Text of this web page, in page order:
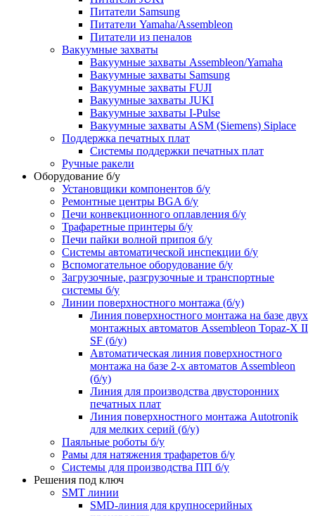
Питатели Samsung
Питатели Yamaha/Assembleon
Питатели из пеналов
Вакуумные захваты
Вакуумные захваты Assembleon/Yamaha
Вакуумные захваты Samsung
Вакуумные захваты FUJI
Вакуумные захваты JUKI
Вакуумные захваты I-Pulse
Вакуумные захваты ASM (Siemens) Siplace
Поддержка печатных плат
Системы поддержки печатных плат
Ручные ракели
Оборудование б/у
Установщики компонентов б/у
Ремонтные центры BGA б/у
Печи конвекционного оплавления б/у
Трафаретные принтеры б/у
Печи пайки волной припоя б/у
Системы автоматической инспекции б/у
Вспомогательное оборудование б/у
Загрузочные, разгрузочные и транспортные
системы б/у
Линии поверхностного монтажа (б/у)
Линия поверхностного монтажа на базе двух
монтажных автоматов Assembleon Topaz-X II
SF (б/у)
Автоматическая линия поверхностного
монтажа на базе 2-х автоматов Assembleon
(б/у)
Линия для производства двусторонних
печатных плат
Линия поверхностного монтажа Autotronik
для мелких серий (б/у)
Паяльные роботы б/у
Рамы для натяжения трафаретов б/у
Системы для производства ПП б/у
Решения под ключ
SMT линии
SMD-линия для крупносерийных